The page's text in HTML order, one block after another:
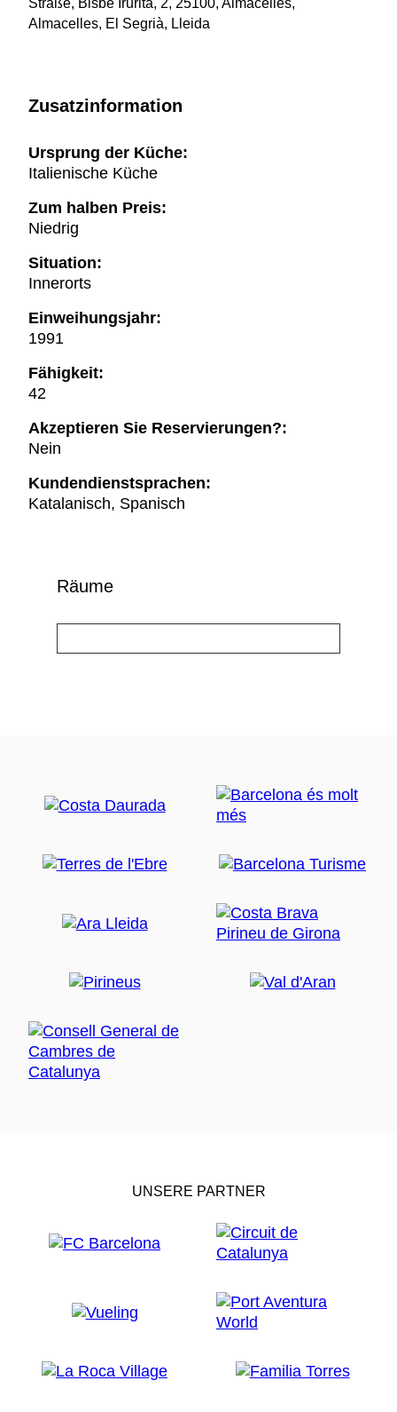
Straße, Bisbe Irurita, 2, 25100, Almacelles,
Almacelles, El Segrià, Lleida
Zusatzinformation
Ursprung der Küche:
Italienische Küche
Zum halben Preis:
Niedrig
Situation:
Innerorts
Einweihungsjahr:
1991
Fähigkeit:
42
Akzeptieren Sie Reservierungen?:
Nein
Kundendienstsprachen:
Katalanisch, Spanisch
Räume
UNSERE PARTNER